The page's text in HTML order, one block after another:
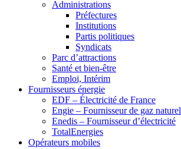
Administrations
Préfectures
Institutions
Partis politiques
Syndicats
Parc d’attractions
Santé et bien-être
Emploi, Intérim
Fournisseurs énergie
EDF – Électricité de France
Engie – Fournisseur de gaz naturel
Enedis – Fournisseur d’électricité
TotalEnergies
Opérateurs mobiles